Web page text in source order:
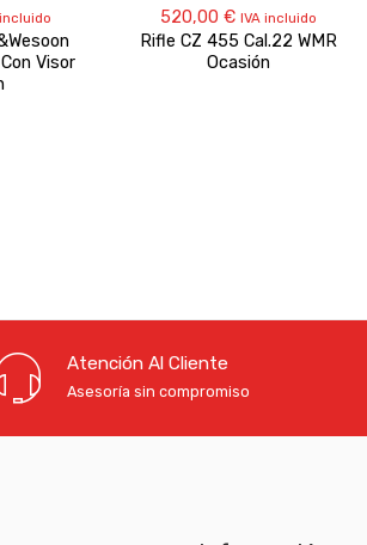
Visor
520,00€ IVA incluido
Rifle CZ 455 Cal.22 WMR
Ocasión
Atención Al Cliente
Asesoría sin compromiso